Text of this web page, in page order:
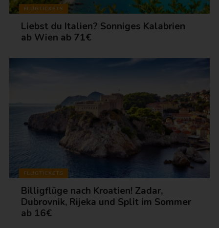
FLUGTICKETS
Liebst du Italien? Sonniges Kalabrien
ab Wien ab 71€
FLUGTICKETS
Billigflüge nach Kroatien! Zadar,
Dubrovnik, Rijeka und Split im Sommer
ab 16€